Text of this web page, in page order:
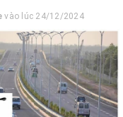
vào lúc 24/12/2024